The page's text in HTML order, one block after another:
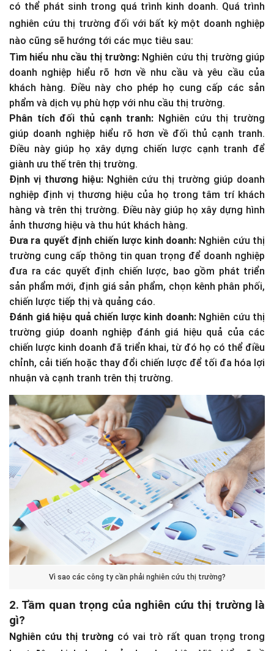
có thể phát sinh trong quá trình kinh doanh. Quá trình
nghiên cứu thị trường đối với bất kỳ một doanh nghiệp
nào cũng sẽ hướng tới các mục tiêu sau:
Tìm hiểu nhu cầu thị trường: Nghiên cứu thị trường giúp
doanh nghiệp hiểu rõ hơn về nhu cầu và yêu cầu của
khách hàng. Điều này cho phép họ cung cấp các sản
phẩm và dịch vụ phù hợp với nhu cầu thị trường.
Phân tích đối thủ cạnh tranh: Nghiên cứu thị trường
giúp doanh nghiệp hiểu rõ hơn về đối thủ cạnh tranh.
Điều này giúp họ xây dựng chiến lược cạnh tranh để
giành ưu thế trên thị trường.
Định vị thương hiệu:Nghiên cứu thị trường giúp doanh
nghiệp định vị thương hiệu của họ trong tâm trí khách
hàng và trên thị trường. Điều này giúp họ xây dựng hình
ảnh thương hiệu và thu hút khách hàng.
Đưa ra quyết định chiến lược kinh doanh: Nghiên cứu thị
trường cung cấp thông tin quan trọng để doanh nghiệp
đưa ra các quyết định chiến lược, bao gồm phát triển
sản phẩm mới, định giá sản phẩm, chọn kênh phân phối,
chiến lược tiếp thị và quảng cáo.
Đánh giá hiệu quả chiến lược kinh doanh: Nghiên cứu thị
trường giúp doanh nghiệp đánh giá hiệu quả của các
chiến lược kinh doanh đã triển khai, từ đó họ có thể điều
chỉnh, cải tiến hoặc thay đổi chiến lược để tối đa hóa lợi
nhuận và cạnh tranh trên thị trường.
Vì sao các công ty cần phải nghiên cứu thị trường?
2. Tầm quan trọng của nghiên cứu thị trường là
gì?
Nghiên cứu thị trường có vai trò rất quan trọng trong